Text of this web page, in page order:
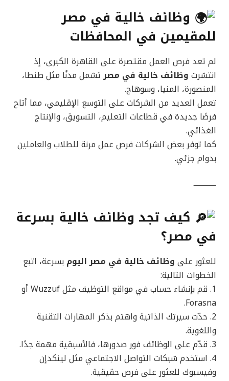
وظائف خالية في مصر
للمقيمين في المحافظات
لم تعد فرص العمل مقتصرة على القاهرة الكبرى، إذ
انتشرت وظائف خالية في مصرتشمل مدنًا مثل طنطا،
المنصورة، المنيا، وسوهاج.
تعمل العديد من الشركات على التوسع الإقليمي، مما أتاح
فرصًا جديدة في قطاعات التعليم، التسويق، والإنتاج
الغذائي.
كما توفر بعض الشركات فرص عمل مرنة للطلاب والعاملين
بدوام جزئي.
⸻
كيف تجد وظائف خالية بسرعة
في مصر؟
للعثور على وظائف خالية في مصر اليوم بسرعة، اتبع
الخطوات التالية:
1. قم بإنشاء حساب في مواقع التوظيف مثل Wuzzuf أو
Forasna.
2. حدّث سيرتك الذاتية واهتم بذكر المهارات التقنية
واللغوية.
3. قدّم على الوظائف فور صدورها، فالأسبقية مهمة جدًا.
4. استخدم شبكات التواصل الاجتماعي مثل لينكدإن
وفيسبوك للعثور على فرص حقيقية.